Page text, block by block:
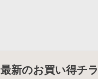
最新のお買い得チ